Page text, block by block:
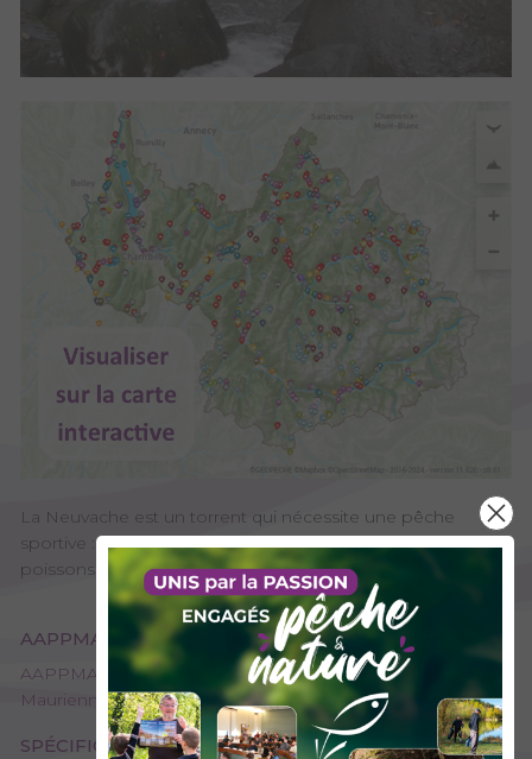
La Neuvache est un torrent qui nécessite une pêche
sportive : intéressant dans sa partie amont, il regorge de
poissons qui se méritent.
AAPPMA GESTIONNAIRE
AAPPMA de Saint-Jean-De-Maurienne - Les pêcheurs
Mauriennais
SPÉCIFICITÉS